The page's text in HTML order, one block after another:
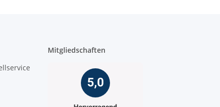
Mitgliedschaften